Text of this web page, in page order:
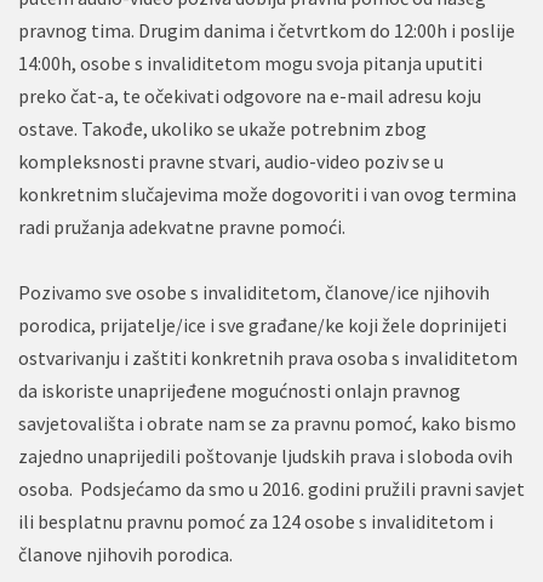
pravnog tima. Drugim danima i četvrtkom do 12:00h i poslije
14:00h, osobe s invaliditetom mogu svoja pitanja uputiti
preko čat-a, te očekivati odgovore na e-mail adresu koju
ostave. Takođe, ukoliko se ukaže potrebnim zbog
kompleksnosti pravne stvari, audio-video poziv se u
konkretnim slučajevima može dogovoriti i van ovog termina
radi pružanja adekvatne pravne pomoći.
Pozivamo sve osobe s invaliditetom, članove/ice njihovih
porodica, prijatelje/ice i sve građane/ke koji žele doprinijeti
ostvarivanju i zaštiti konkretnih prava osoba s invaliditetom
da iskoriste unaprijeđene mogućnosti onlajn pravnog
savjetovališta i obrate nam se za pravnu pomoć, kako bismo
zajedno unaprijedili poštovanje ljudskih prava i sloboda ovih
osoba. Podsjećamo da smo u 2016. godini pružili pravni savjet
ili besplatnu pravnu pomoć za 124 osobe s invaliditetom i
članove njihovih porodica.